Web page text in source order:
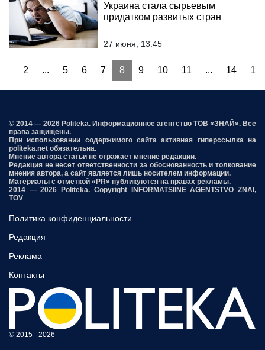
Украина стала сырьевым
придатком развитых стран
27 июня, 13:45
2 ... 5 6 7 8 9 10 11 ... 14 15
© 2014 — 2026 Politeka. Информационное агентство ТОВ «ЗНАЙ». Все
права защищены.
При использовании содержимого сайта активная гиперссылка на
politeka.net обязательна.
Мнение автора статьи не отражает мнение редакции.
Редакция не несет ответственности за обоснованность и толкование
мнения автора, а сайт является лишь носителем информации.
Материалы с отметкой «PR» публикуются на правах рекламы.
2014 — 2026 Politeka. Copyright INFORMATSIINE AGENTSTVO ZNAI,
TOV
Политика конфиденциальности
Редакция
Реклама
Контакты
© 2015 - 2026